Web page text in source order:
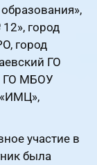
город
город
ГО
ГО МБОУ
участие в
была